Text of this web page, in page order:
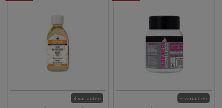
3 varianten 3 varianten